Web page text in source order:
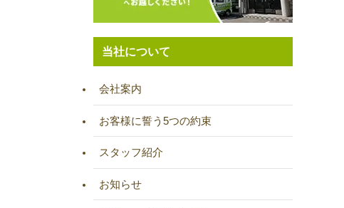
当社について
会社案内
お客様に誓う5つの約束
スタッフ紹介
お知らせ